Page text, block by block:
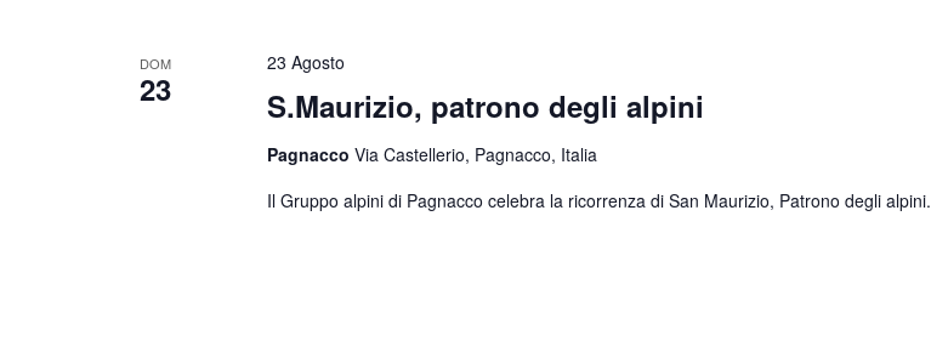
DOM
23 S.Maurizio, patrono degli alpini
23 Agosto
Pagnacco Via Castellerio, Pagnacco, Italia
Il Gruppo alpini di Pagnacco celebra la ricorrenza di San Maurizio, Patrono degli alpini.